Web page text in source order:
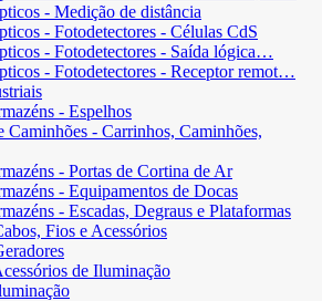
- Medição de distância
- Fotodetectores - Células CdS
- Fotodetectores - Saída lógica…
- Fotodetectores - Receptor remot…
- Espelhos
Caminhões - Carrinhos, Caminhões,
- Portas de Cortina de Ar
- Equipamentos de Docas
- Escadas, Degraus e Plataformas
Fios e Acessórios
de Iluminação